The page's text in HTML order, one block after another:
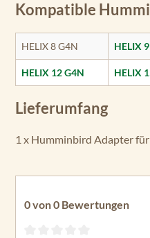
Kompatible
HELIX 8 G4N HELIX
HELIX 12 G4N HELIX
Lieferumfang
1 x Humminbird Adapter
0 von 0 Bewertungen